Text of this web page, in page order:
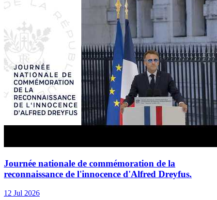
Journée nationale de commémoration de la
reconnaissance de l'innocence d'Alfred Dreyfus.
12 Jul 2026